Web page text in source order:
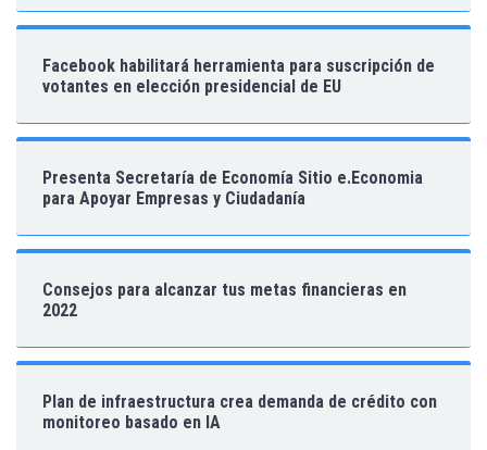
Facebook habilitará herramienta para suscripción de
votantes en elección presidencial de EU
Presenta Secretaría de Economía Sitio e.Economia
para Apoyar Empresas y Ciudadanía
Consejos para alcanzar tus metas financieras en
2022
Plan de infraestructura crea demanda de crédito con
monitoreo basado en IA